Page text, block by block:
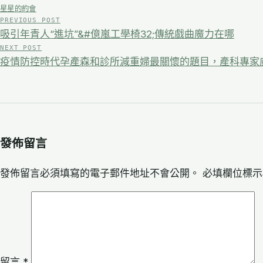
星星的約會
文
章
覽
PREVIOUS POST
吸引年青人“進坑”&#億嵐工學椅32;傳統戲曲魔力在哪
NEXT POST
疫情防控時代孕產森和診所減重婦最關懷的題目，產科專家
發佈留言
發佈留言必須填寫的電子郵件地址不會公開。 必填欄位標